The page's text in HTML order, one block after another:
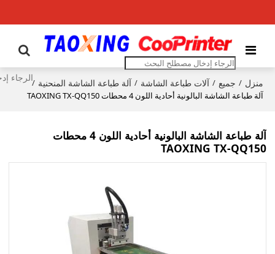
منزل / جميع / آلات طباعة الشاشة / آلة طباعة الشاشة المنحنية /
آلة طباعة الشاشة البالونية أحادية اللون 4 محطات TAOXING TX-QQ150
آلة طباعة الشاشة البالونية أحادية اللون 4 محطات
TAOXING TX-QQ150